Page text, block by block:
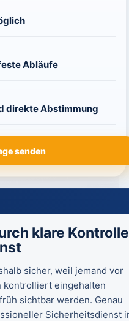
Abläufe
direkte Abstimmung
senden
klare Kontrolle
sicher, weil jemand vor
kontrolliert eingehalten
sichtbar werden. Genau
Sicherheitsdienst